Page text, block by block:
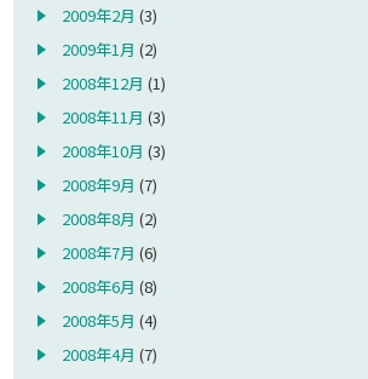
2009年2月 (3)
2009年1月 (2)
2008年12月 (1)
2008年11月 (3)
2008年10月 (3)
2008年9月 (7)
2008年8月 (2)
2008年7月 (6)
2008年6月 (8)
2008年5月 (4)
2008年4月 (7)